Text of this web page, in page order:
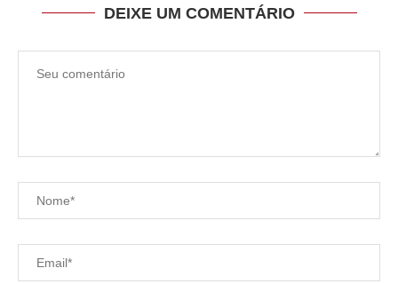
DEIXE UM COMENTÁRIO